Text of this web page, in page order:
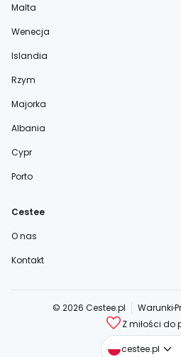
Malta
Wenecja
Islandia
Rzym
Majorka
Albania
Cypr
Porto
Cestee
O nas
Kontakt
© 2026 Cestee.pl Warunki
Z miłości do
cestee.pl
cestee.com